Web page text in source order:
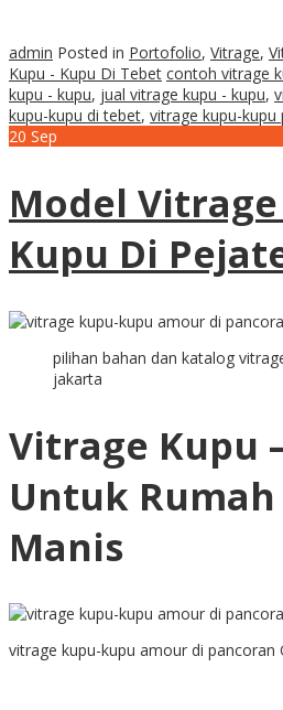
admin Posted in Portofolio, Vitrage,
Kupu - Kupu Di Tebet contoh vitrage
kupu - kupu, jual vitrage kupu - kupu,
kupu-kupu di tebet, vitrage kupu-kupu
20 Sep
Model Vitrage
Kupu Di
pilihan bahan dan katalog
jakarta
Vitrage Kupu
Untuk
Manis
vitrage kupu-kupu amour di pancoran